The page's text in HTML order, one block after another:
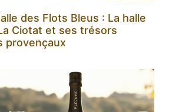
des Flots Bleus : La halle
Ciotat et ses trésors
provençaux